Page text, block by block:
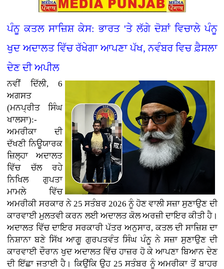
ਪੰਨੂ ਕਤਲ ਸਾਜ਼ਿਸ਼ ਕੇਸ: ਭਾਰਤ 'ਤੇ ਲੱਗੇ ਦੋਸ਼ਾਂ ਵਿਚਾਲੇ ਪੰਨੂ
ਖੁਦ ਅਦਾਲਤ ਵਿੱਚ ਰੱਖੇਗਾ ਆਪਣਾ ਪੱਖ, ਨਵੰਬਰ ਵਿਚ ਫ਼ੈਸਲਾ
ਦੇਣ ਦੀ ਅਪੀਲ
ਨਵੀਂ ਦਿੱਲੀ, 6
ਅਗਸਤ
(ਮਨਪ੍ਰੀਤ ਸਿੰਘ
ਖਾਲਸਾ):-
ਅਮਰੀਕਾ ਦੀ
ਦੱਖਣੀ ਨਿਊਯਾਰਕ
ਜ਼ਿਲ੍ਹਾ ਅਦਾਲਤ
ਵਿੱਚ ਚੱਲ ਰਹੇ
ਨਿਖਿਲ ਗੁਪਤਾ
ਮਾਮਲੇ ਵਿੱਚ
ਅਮਰੀਕੀ ਸਰਕਾਰ ਨੇ 25 ਸਤੰਬਰ 2026 ਨੂੰ ਹੋਣ ਵਾਲੀ ਸਜ਼ਾ ਸੁਣਾਉਣ ਦੀ
ਕਾਰਵਾਈ ਮੁਲਤਵੀ ਕਰਨ ਲਈ ਅਦਾਲਤ ਕੋਲ ਅਰਜ਼ੀ ਦਾਇਰ ਕੀਤੀ ਹੈ।
ਅਦਾਲਤ ਵਿੱਚ ਦਾਇਰ ਸਰਕਾਰੀ ਪੱਤਰ ਅਨੁਸਾਰ, ਕਤਲ ਦੀ ਸਾਜ਼ਿਸ਼ ਦਾ
ਨਿਸ਼ਾਨਾ ਬਣੇ ਸਿੱਖ ਆਗੂ ਗੁਰਪਤਵੰਤ ਸਿੰਘ ਪੰਨੂ ਨੇ ਸਜ਼ਾ ਸੁਣਾਉਣ ਦੀ
ਕਾਰਵਾਈ ਦੌਰਾਨ ਖੁਦ ਅਦਾਲਤ ਵਿੱਚ ਹਾਜ਼ਰ ਹੋ ਕੇ ਆਪਣਾ ਬਿਆਨ ਦੇਣ
ਦੀ ਇੱਛਾ ਜਤਾਈ ਹੈ। ਕਿਉਂਕਿ ਉਹ 25 ਸਤੰਬਰ ਨੂੰ ਅਮਰੀਕਾ ਤੋਂ ਬਾਹਰ